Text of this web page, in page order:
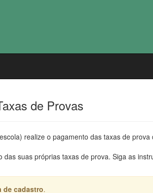
de Provas
realize o pagamento das taxas de prova
suas próprias taxas de prova. Siga as
de cadastro.